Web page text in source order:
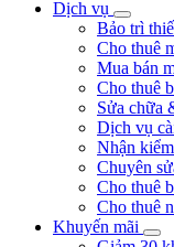
Dịch vụ
Bảo trì
Cho thuê
Mua bán
Cho thuê
Sửa chữa
Dịch vụ
Nhận
Chuyên
Cho thuê
Cho thuê
Khuyến mãi